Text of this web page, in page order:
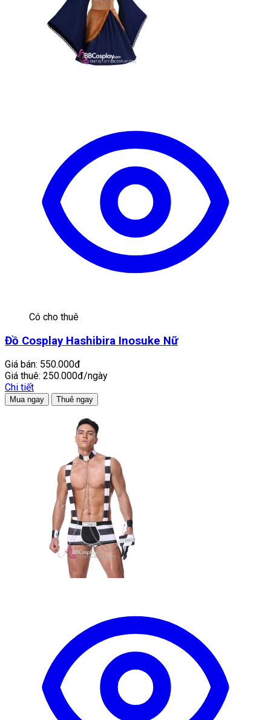
Có cho thuê
Đồ Cosplay Hashibira Inosuke Nữ
Giá bán: 550.000đ
Giá thuê: 250.000đ/ngày
Chi tiết
Mua ngay Thuê ngay